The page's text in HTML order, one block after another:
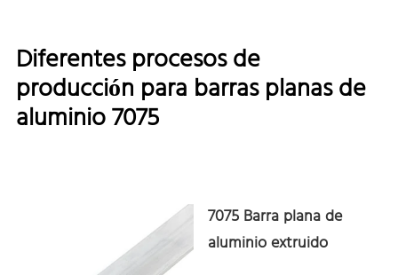
Diferentes procesos de
producción para barras planas de
aluminio 7075
7075 Barra plana de
aluminio extruido